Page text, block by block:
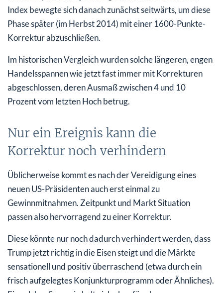
Index bewegte sich danach zunächst seitwärts, um diese
Phase später (im Herbst 2014) mit einer 1600-Punkte-
Korrektur abzuschließen.
Im historischen Vergleich wurden solche längeren, engen
Handelsspannen wie jetzt fast immer mit Korrekturen
abgeschlossen, deren Ausmaß zwischen 4 und 10
Prozent vom letzten Hoch betrug.
Nur ein Ereignis kann die
Korrektur noch verhindern
Üblicherweise kommt es nach der Vereidigung eines
neuen US-Präsidenten auch erst einmal zu
Gewinnmitnahmen. Zeitpunkt und Markt Situation
passen also hervorragend zu einer Korrektur.
Diese könnte nur noch dadurch verhindert werden, dass
Trump jetzt richtig in die Eisen steigt und die Märkte
sensationell und positiv überraschend (etwa durch ein
frisch aufgelegtes Konjunkturprogramm oder Ähnliches).